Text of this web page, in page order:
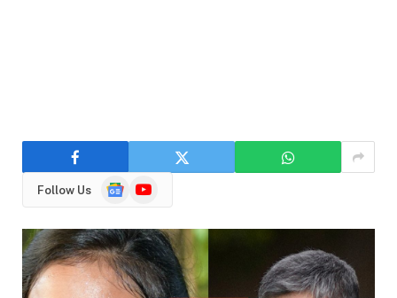
Follow Us
GoogleYouTube